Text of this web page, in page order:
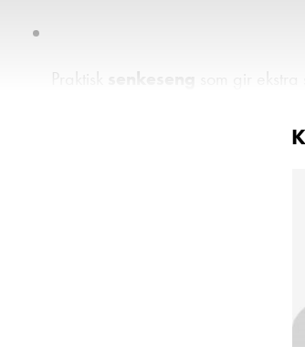
Praktisk senkeseng som gir